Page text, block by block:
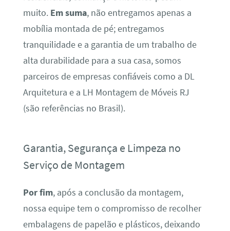
muito. Em suma, não entregamos apenas a
mobília montada de pé; entregamos
tranquilidade e a garantia de um trabalho de
alta durabilidade para a sua casa, somos
parceiros de empresas confiáveis como a DL
Arquitetura e a LH Montagem de Móveis RJ
(são referências no Brasil).
Garantia, Segurança e Limpeza no
Serviço de Montagem
Por fim, após a conclusão da montagem,
nossa equipe tem o compromisso de recolher
embalagens de papelão e plásticos, deixando